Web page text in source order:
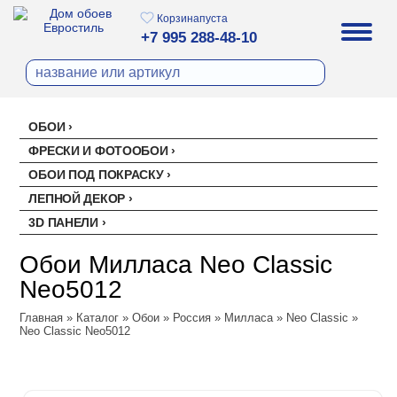
Корзинапуста
+7 995 288-48-10
ОБОИ
Все обои
Палитра
Палитра
Erismann
Erismann
Артекс
Ateliero
Милласа
Ambient
Ambient Vol.2
Ambient Vol.3
ФРЕСКИ И ФОТООБОИ
ОБОИ ПОД ПОКРАСКУ
Стеклохолст малярный
Ремонтный флизелин
ЛЕПНОЙ ДЕКОР
Перфект
3D ПАНЕЛИ
Панели под покраску
Цветные панели
Обои Милласа Neo Classic
Neo5012
Главная » Каталог »Обои » Россия » Милласа» Neo Classic »
Neo Classic Neo5012